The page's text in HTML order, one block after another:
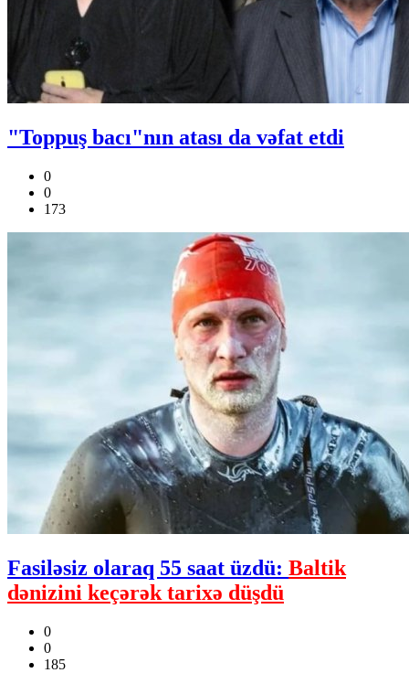
"Toppuş bacı"nın atası da vəfat etdi
0
0
173
Fasiləsiz olaraq 55 saat üzdü: Baltik
dənizini keçərək tarixə düşdü
0
0
185